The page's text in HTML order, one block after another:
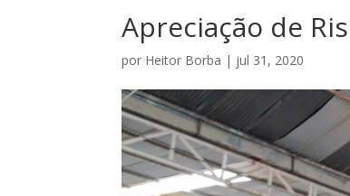
Apreciação de
por Heitor Borba | jul 31, 2020